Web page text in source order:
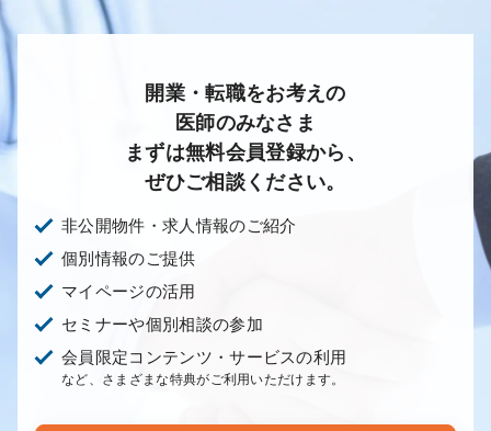
開業・転職をお考えの
医師のみなさま
まずは無料会員登録から、
ぜひご相談ください。
非公開物件・求人情報のご紹介
個別情報のご提供
マイページの活用
セミナーや個別相談の参加
会員限定コンテンツ・サービスの利用
など、さまざまな特典がご利用いただけます。